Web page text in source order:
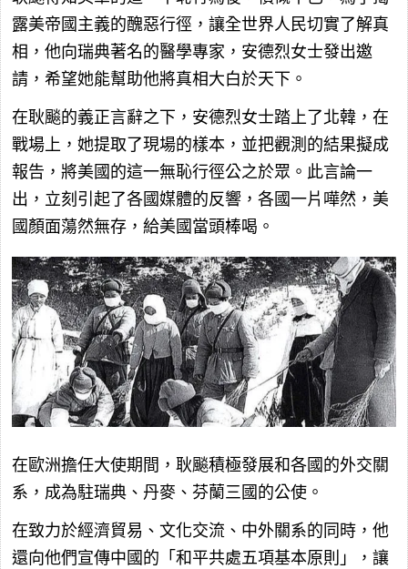
露美帝國主義的醜惡行徑，讓全世界人民切實了解真
相，他向瑞典著名的醫學專家，安德烈女士發出邀
請，希望她能幫助他將真相大白於天下。
在耿飈的義正言辭之下，安德烈女士踏上了北韓，在
戰場上，她提取了現場的樣本，並把觀測的結果擬成
報告，將美國的這一無恥行徑公之於眾。此言論一
出，立刻引起了各國媒體的反響，各國一片嘩然，美
國顏面蕩然無存，給美國當頭棒喝。
在歐洲擔任大使期間，耿飈積極發展和各國的外交關
系，成為駐瑞典、丹麥、芬蘭三國的公使。
在致力於經濟貿易、文化交流、中外關系的同時，他
還向他們宣傳中國的「和平共處五項基本原則」，讓